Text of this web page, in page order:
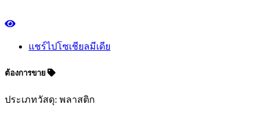
แชร์ไปโซเชียลมีเดีย
ต้องการขาย
ประเภทวัสดุ: พลาสติก